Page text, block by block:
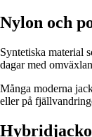
Nylon och
Syntetiska material
dagar med
Många moderna
eller på